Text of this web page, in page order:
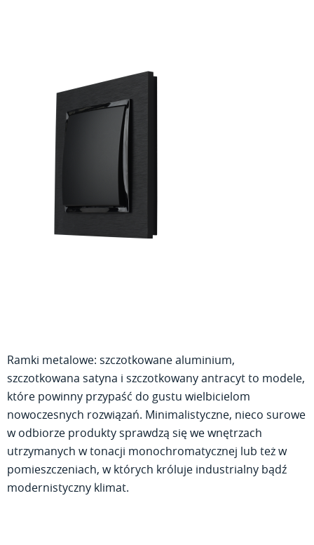
Ramki metalowe: szczotkowane aluminium,
szczotkowana satyna i szczotkowany antracyt to modele,
które powinny przypaść do gustu wielbicielom
nowoczesnych rozwiązań. Minimalistyczne, nieco surowe
w odbiorze produkty sprawdzą się we wnętrzach
utrzymanych w tonacji monochromatycznej lub też w
pomieszczeniach, w których króluje industrialny bądź
modernistyczny klimat.